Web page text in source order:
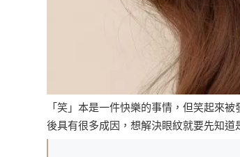
「笑」本是一件快樂的事情，但笑起來
後具有很多成因，想解決眼紋就要先知